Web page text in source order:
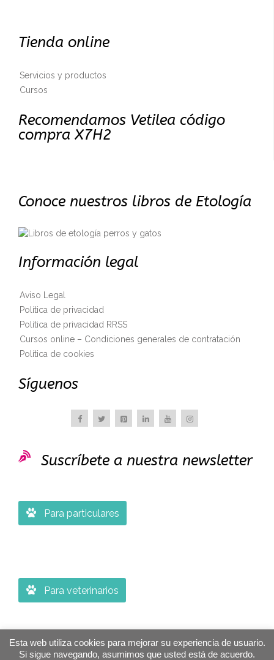
Tienda online
Servicios y productos
Cursos
Recomendamos Vetilea código
compra X7H2
Conoce nuestros libros de Etología
Información legal
Aviso Legal
Política de privacidad
Política de privacidad RRSS
Cursos online – Condiciones generales de contratación
Política de cookies
Síguenos
 Suscríbete a nuestra newsletter
 Para particulares
 Para veterinarios
Esta web utiliza cookies para mejorar su experiencia de usuario.
Si sigue navegando, asumimos que usted está de acuerdo.